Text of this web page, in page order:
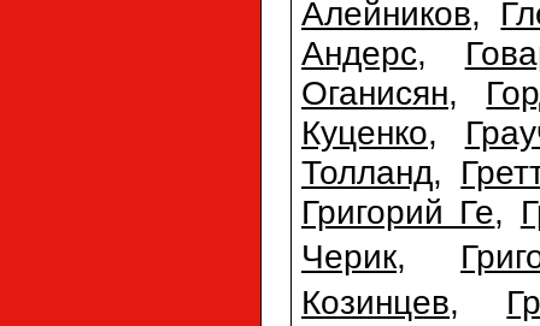
Алейников,
Андерс,
Оганисян,
Куценко,
Толланд,
Григорий Ге,
Черик,
Козинцев,